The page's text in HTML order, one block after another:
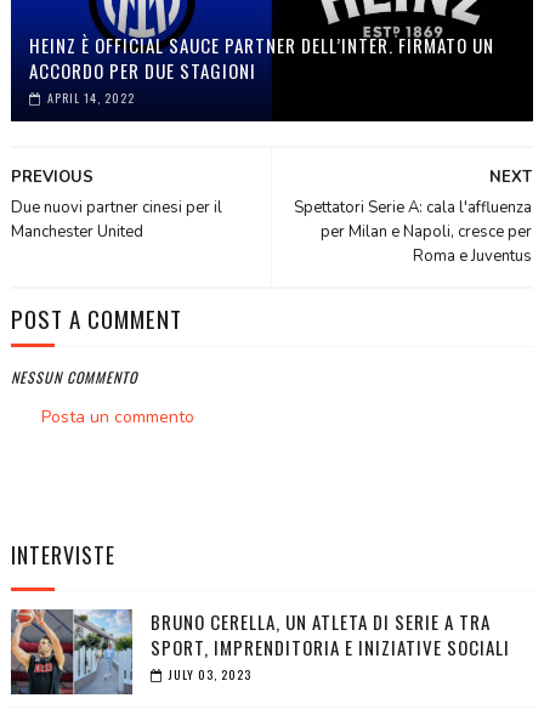
HEINZ È OFFICIAL SAUCE PARTNER DELL’INTER. FIRMATO UN
ACCORDO PER DUE STAGIONI
APRIL 14, 2022
NEXT
Spettatori Serie A: cala l'affluenza
per Milan e Napoli, cresce per
Roma e Juventus
PREVIOUS
Due nuovi partner cinesi per il
Manchester United
POST A COMMENT
NESSUN COMMENTO
Posta un commento
INTERVISTE
BRUNO CERELLA, UN ATLETA DI SERIE A TRA
SPORT, IMPRENDITORIA E INIZIATIVE SOCIALI
JULY 03, 2023